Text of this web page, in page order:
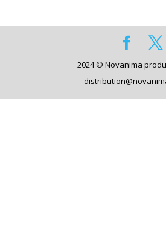
2024 © Novanima